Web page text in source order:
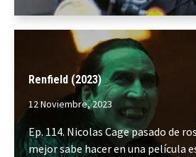
Renfield (2023)
12 Noviembre, 2023
Ep. 114. Nicolas Cage pasado de
mejor sabe hacer en una película